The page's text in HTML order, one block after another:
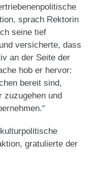
sprach Rektorin
seine tief
versicherte, dass
an der Seite der
hob er hervor:
bereit sind,
zuzugehen und
gratulierte der